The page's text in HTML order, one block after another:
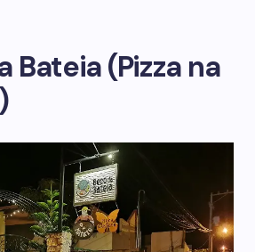
Bateia (Pizza na